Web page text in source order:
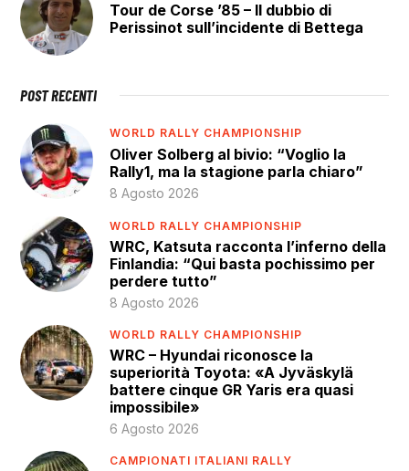
Tour de Corse ’85 – Il dubbio di
Perissinot sull’incidente di Bettega
POST RECENTI
WORLD RALLY CHAMPIONSHIP
Oliver Solberg al bivio: “Voglio la
Rally1, ma la stagione parla chiaro”
8 Agosto 2026
WORLD RALLY CHAMPIONSHIP
WRC, Katsuta racconta l’inferno della
Finlandia: “Qui basta pochissimo per
perdere tutto”
8 Agosto 2026
WORLD RALLY CHAMPIONSHIP
WRC – Hyundai riconosce la
superiorità Toyota: «A Jyväskylä
battere cinque GR Yaris era quasi
impossibile»
6 Agosto 2026
CAMPIONATI ITALIANI RALLY